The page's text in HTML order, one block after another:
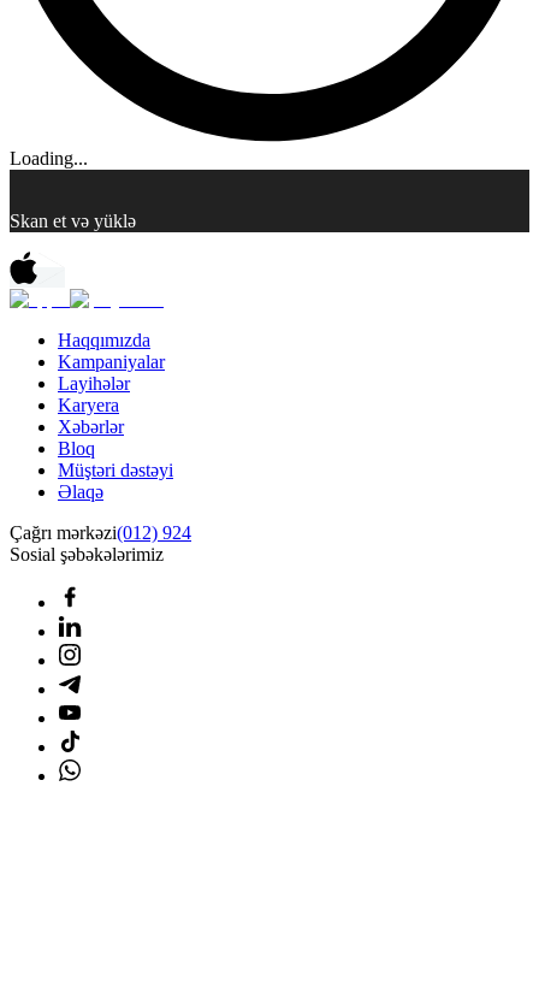
Loading...
Skan et və yüklə
Haqqımızda
Kampaniyalar
Layihələr
Karyera
Xəbərlər
Bloq
Müştəri dəstəyi
Əlaqə
Çağrı mərkəzi(012) 924
Sosial şəbəkələrimiz